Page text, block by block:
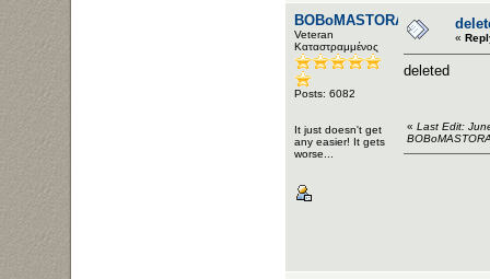
BOBoMASTORAS
Veteran
Καταστραμμένος
Posts: 6082
It just doesn't get
any easier! It gets
worse...
«
deleted
« Last Edit: